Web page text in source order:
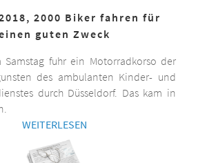
2000 Biker fahren für
guten Zweck
Samstag fuhr ein Motorradkorso der
des ambulanten Kinder- und
durch Düsseldorf. Das kam in
WEITERLESEN